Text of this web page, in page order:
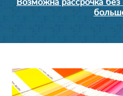
Возможна рассрочка